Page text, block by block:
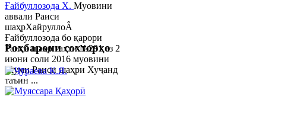
Ғайбуллозода Х. Муовини
аввали Раиси
шаҳрХайруллоÂ
Ғайбуллозода бо қарори
Раиси шаҳр таҳти №281 аз 2
июни соли 2016 муовини
якуми Раиси шаҳри Хуҷанд
таъин ...
Роҳбарони сохторҳо